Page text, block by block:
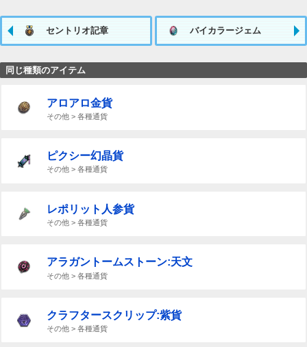
セントリオ記章 バイカラージェム
同じ種類のアイテム
アロアロ金貨
その他 > 各種通貨
ピクシー幻晶貨
その他 > 各種通貨
レポリット人参貨
その他 > 各種通貨
アラガントームストーン:天文
その他 > 各種通貨
クラフタースクリップ:紫貨
その他 > 各種通貨